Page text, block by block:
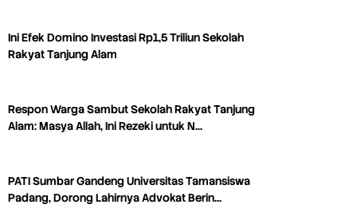
Ini Efek Domino Investasi Rp1,5 Triliun Sekolah
Rakyat Tanjung Alam
Respon Warga Sambut Sekolah Rakyat Tanjung
Alam: Masya Allah, Ini Rezeki untuk N…
PATI Sumbar Gandeng Universitas Tamansiswa
Padang, Dorong Lahirnya Advokat Berin…